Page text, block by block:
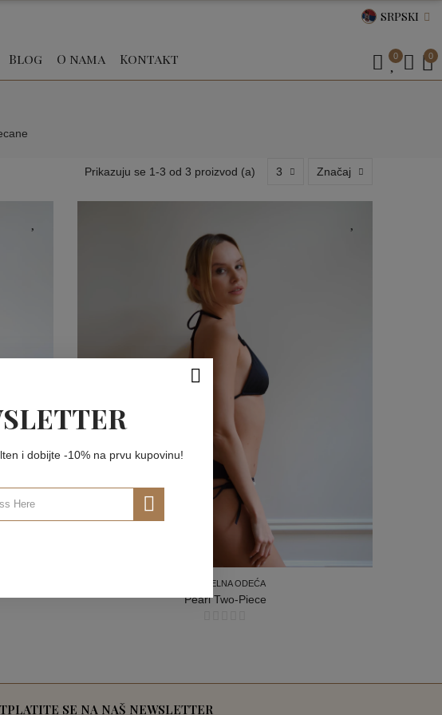
SRPSKI
Blog O nama Kontakt 0 0
Prikazuju se 1-3 od 3 proizvod (a) 3 Značaj
DVODELNA ODEĆA
Pearl Two-Piece
SE NA NAŠ NEWSLETTER
i dobijte -10% na prvu kupovinu!